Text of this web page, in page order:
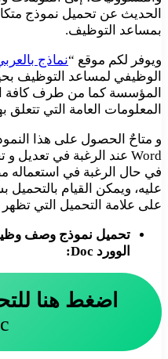
الحديث عن تحميل نموذج
بمساعد التوظيف.
ويوفر لكم موقع “نماذج
الوظيفي لمساعد التوظيف
المؤسسة كما من طرف كافة
المعلومات العامة التي تتعلق
و متاحٌ الحصول على هذا
في حال الرغبة في استعماله
عليه، ويمكن القيام
على علامة التحميل التي
تحميل نموذج وصف
الوورد Doc:
اضغط هنا